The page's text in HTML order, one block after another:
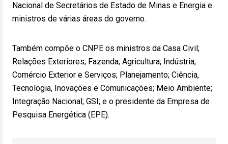
Nacional de Secretários de Estado de Minas e Energia e
ministros de várias áreas do governo.
Também compõe o CNPE os ministros da Casa Civil;
Relações Exteriores; Fazenda; Agricultura; Indústria,
Comércio Exterior e Serviços; Planejamento; Ciência,
Tecnologia, Inovações e Comunicações; Meio Ambiente;
Integração Nacional; GSI; e o presidente da Empresa de
Pesquisa Energética (EPE).